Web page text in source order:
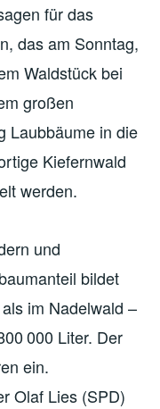
für das
das am Sonntag,
Waldstück bei
großen
Laubbäume in die
Kiefernwald
werden.
und
bildet
im Nadelwald –
000 Liter. Der
ein.
Olaf Lies (SPD)